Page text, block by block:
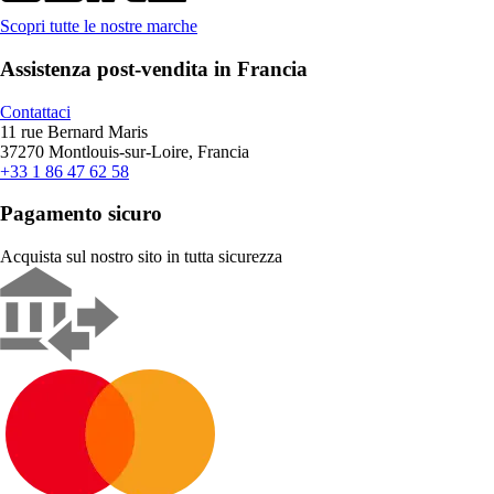
Scopri tutte le nostre marche
Assistenza post-vendita in Francia
Contattaci
11 rue Bernard Maris
37270 Montlouis-sur-Loire, Francia
+33 1 86 47 62 58
Pagamento sicuro
Acquista sul nostro sito in tutta sicurezza